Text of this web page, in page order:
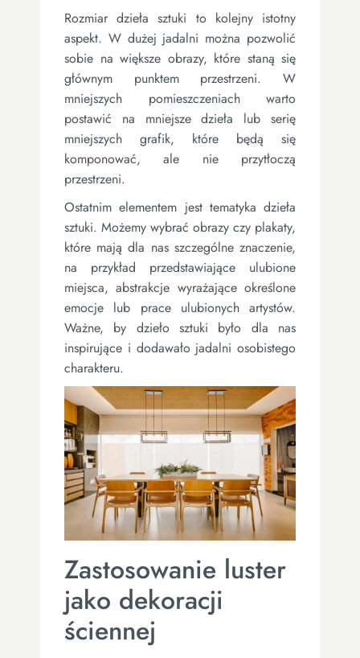
Rozmiar dzieła sztuki to kolejny istotny
aspekt. W dużej jadalni można pozwolić
sobie na większe obrazy, które staną się
głównym punktem przestrzeni. W
mniejszych pomieszczeniach warto
postawić na mniejsze dzieła lub serię
mniejszych grafik, które będą się
komponować, ale nie przytłoczą
przestrzeni.
Ostatnim elementem jest tematyka dzieła
sztuki. Możemy wybrać obrazy czy plakaty,
które mają dla nas szczególne znaczenie,
na przykład przedstawiające ulubione
miejsca, abstrakcje wyrażające określone
emocje lub prace ulubionych artystów.
Ważne, by dzieło sztuki było dla nas
inspirujące i dodawało jadalni osobistego
charakteru.
Zastosowanie luster
jako dekoracji
ściennej